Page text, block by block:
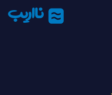
نااریب